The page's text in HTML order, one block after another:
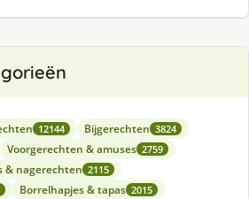
12144 Bijgerechten 3824
Voorgerechten & amuses 2759
& nagerechten 2115
Borrelhapjes & tapas 2015